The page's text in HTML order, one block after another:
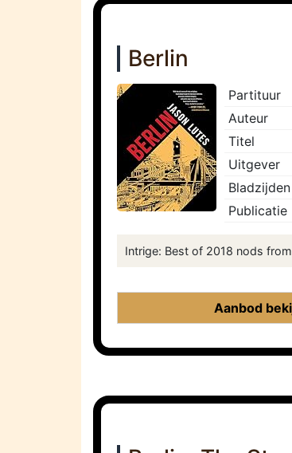
Berlin
Partituur
Auteur
Titel
Uitgever
Bladzijden
Publicatie
Intrige: Best of 2018 nods
Aanbod